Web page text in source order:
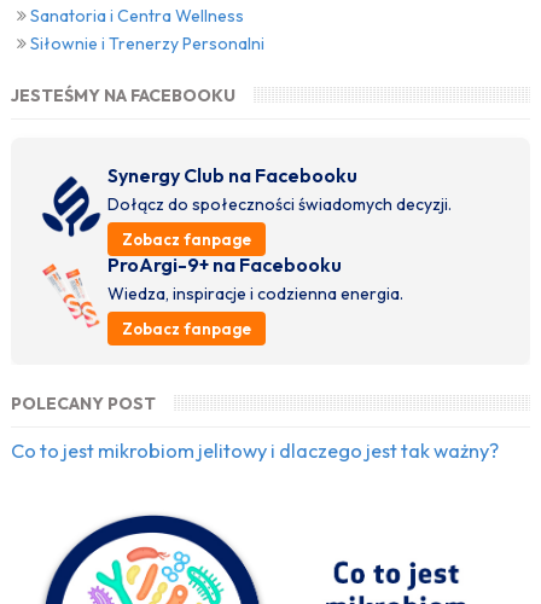
Sanatoria i Centra Wellness
Siłownie i Trenerzy Personalni
JESTEŚMY NA FACEBOOKU
Synergy Club na Facebooku
Dołącz do społeczności świadomych decyzji.
Zobacz fanpage
ProArgi-9+ na Facebooku
Wiedza, inspiracje i codzienna energia.
Zobacz fanpage
POLECANY POST
Co to jest mikrobiom jelitowy i dlaczego jest tak ważny?